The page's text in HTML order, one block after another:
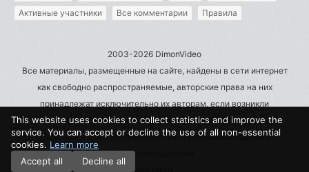
Активные участники
Все комментарии Правила
2003-2026 DimonVideo
Все материалы, размещенные на сайте, найдены в сети интернет
как свободно распространяемые, авторские права на них
принадлежат исключительно их авторам, если возникли
претензии - пишите на admin@dimonvideo.ru
Политика в отношении обработки персональных данных
Правообладателям
This website uses cookies to collect statistics and improve the
service. You can accept or decline the use of all non-essential
cookies. Learn more
Accept all
Decline all